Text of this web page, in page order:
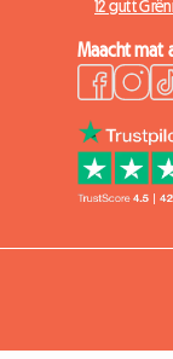
12 gutt
Maacht mat